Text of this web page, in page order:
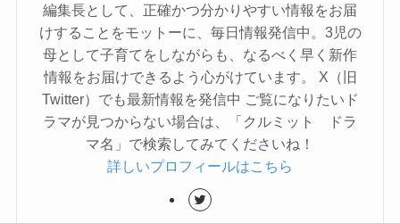
編集長として、正確かつ分かりやすい情報をお届
けすることをモットーに、毎日情報発信中。3児の
母として子育てをしながらも、なるべく早く新作
情報をお届けできるよう心がけています。 X（旧
Twitter）でも最新情報を発信中 ご覧になりたいド
ラマが見つからない場合は、「クルミット ドラ
マ名」で検索してみてくださいね！
詳しいプロフィールはこちら